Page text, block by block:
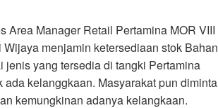
Area Manager Retail Pertamina MOR VIII
menjamin ketersediaan stok Bahan
jenis yang tersedia di tangki Pertamina
kelanggkaan. Masyarakat pun diminta
kemungkinan adanya kelangkaan.